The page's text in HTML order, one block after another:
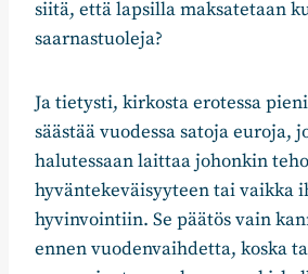
siitä, että lapsilla maksatetaan
saarnastuoleja?
Ja tietysti, kirkosta erotessa
säästää vuodessa satoja euroja,
halutessaan laittaa johonkin
hyväntekeväisyyteen tai vaikka
hyvinvointiin. Se päätös vain
ennen vuodenvaihdetta, koska